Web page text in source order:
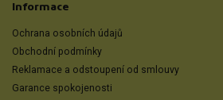
Informace
Ochrana osobních údajů
Obchodní podmínky
Reklamace a odstoupení od smlouvy
Garance spokojenosti